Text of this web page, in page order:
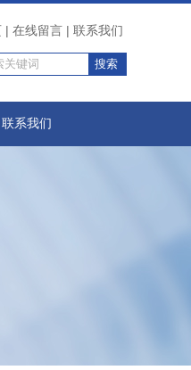
| 在线留言 | 联系我们
联系我们